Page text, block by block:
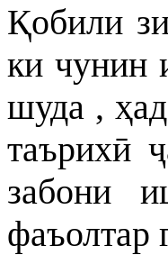
Қобили
ки чунин
шуда ,
таърихӣ
забони
фаъолтар